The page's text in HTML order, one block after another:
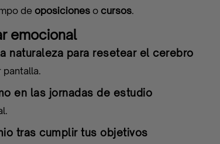
de oposiciones o cursos.
emocional
naturaleza para resetear el cerebro
pantalla.
en las jornadas de estudio
tras cumplir tus objetivos